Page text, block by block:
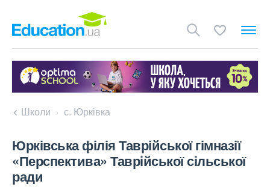
Школи с. Юрківка
Юрківська філія Таврійської гімназії
«Перспектива» Таврійської сільської
ради